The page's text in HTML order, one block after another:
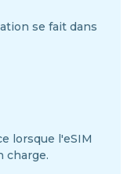
se fait dans
lorsque l'eSIM
charge.